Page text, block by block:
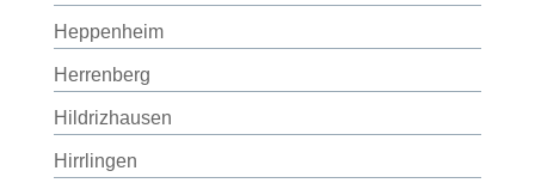
Heppenheim
Herrenberg
Hildrizhausen
Hirrlingen